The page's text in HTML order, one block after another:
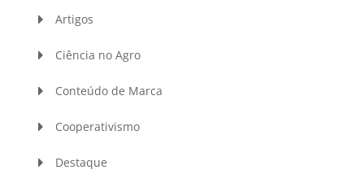
Artigos
Ciência no Agro
Conteúdo de Marca
Cooperativismo
Destaque